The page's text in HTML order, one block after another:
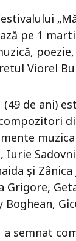
pe 1
Viorel
de ani)
Iurie
şi Zânica
Grigore,
Boghean,
a semnat